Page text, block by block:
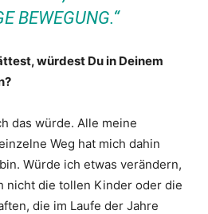
BEWEGUNG.“
würdest Du in Deinem
das würde. Alle meine
Weg hat mich dahin
Würde ich etwas verändern,
nicht die tollen Kinder oder die
die im Laufe der Jahre